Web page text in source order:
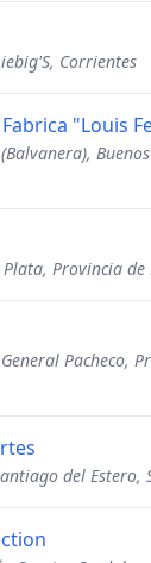
Corrientes
"Louis
Provincia de
Pacheco,
del Estero,